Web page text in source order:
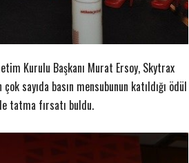
Kurulu Başkanı Murat Ersoy, Skytrax
sayıda basın mensubunun katıldığı ödül
tatma fırsatı buldu.